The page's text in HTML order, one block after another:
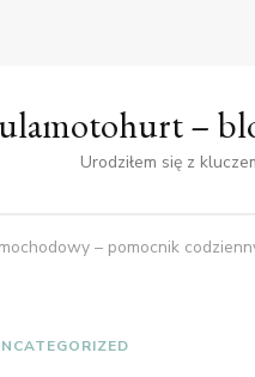
–
Urodziłem się z
– pomocnik